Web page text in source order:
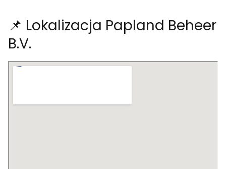
📌 Lokalizacja Papland Beheer
B.V.